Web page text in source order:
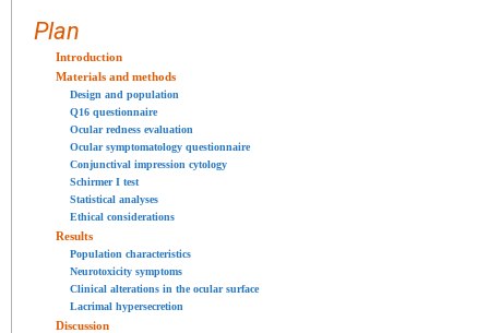
Plan
Introduction
Materials and methods
Design and population
Q16 questionnaire
Ocular redness evaluation
Ocular symptomatology questionnaire
Conjunctival impression cytology
Schirmer I test
Statistical analyses
Ethical considerations
Results
Population characteristics
Neurotoxicity symptoms
Clinical alterations in the ocular surface
Lacrimal hypersecretion
Discussion